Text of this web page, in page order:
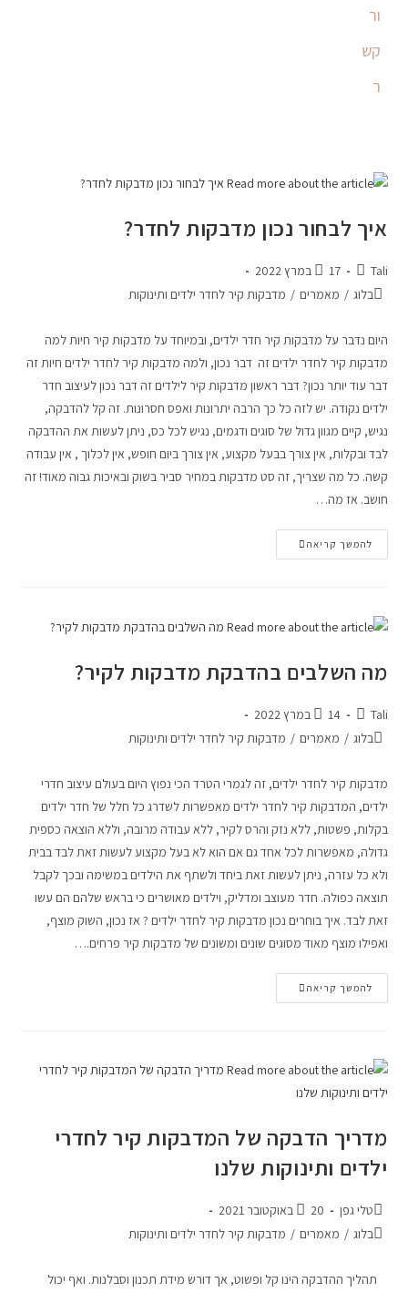
ור
קש
ר
איך לבחור נכון מדבקות לחדר?
Tali
17 במרץ 2022
בלוג / מאמרים / מדבקות קיר לחדר ילדים ותינוקות
היום נדבר על מדבקות קיר חדר ילדים, ובמיוחד על מדבקות קיר חיות למה
מדבקות קיר לחדר ילדים זה דבר נכון, ולמה מדבקות קיר לחדר ילדים חיות זה
דבר עוד יותר נכון? דבר ראשון מדבקות קיר לילדים זה דבר נכון לעיצוב חדר
ילדים נקודה. יש לזה כל כך הרבה יתרונות ואפס חסרונות. זה קל להדבקה,
נגיש, קיים מגוון גדול של סוגים ודגמים, נגיש לכל כס, ניתן לעשות את ההדבקה
לבד ובקלות, אין צורך בבעל מקצוע, אין צורך ביום חופש, אין לכלוך , אין עבודה
קשה. כל מה שצריך, זה סט מדבקות במחיר סביר בשוק ובאיכות גבוה מאוד! זה
חושב. אז מה…
להמשך קריאה
מה השלבים בהדבקת מדבקות לקיר?
Tali
14 במרץ 2022
בלוג / מאמרים / מדבקות קיר לחדר ילדים ותינוקות
מדבקות קיר לחדר ילדים, זה לגמרי הטרד הכי נפוץ היום בעולם עיצוב חדרי
ילדים, המדבקות קיר לחדר ילדים מאפשרות לשדרג כל חלל של חדר ילדים
בקלות, פשטות, ללא נזק והרס לקיר, ללא עבודה מרובה, וללא הוצאה כספית
גדולה, מאפשרות לכל אחד גם אם הוא לא בעל מקצוע לעשות זאת לבד בבית
ולא כל עזרה, ניתן לעשות זאת ביחד ולשתף את הילדים במשימה ובכך לקבל
תוצאה כפולה. חדר מעוצב ומדליק, וילדים מאושרים כי בראש שלהם הם עשו
זאת לבד. איך בוחרים נכון מדבקות קיר לחדר ילדים ? אז נכון, השוק מוצף,
ואפילו מוצף מאוד מסוגים שונים ומשונים של מדבקות קיר פרחים.…
להמשך קריאה
מדריך הדבקה של המדבקות קיר לחדרי
ילדים ותינוקות שלנו
טלי גפן
20 באוקטובר 2021
בלוג / מאמרים / מדבקות קיר לחדר ילדים ותינוקות
תהליך ההדבקה הינו קל ופשוט, אך דורש מידת תכנון וסבלנות. ואף יכול